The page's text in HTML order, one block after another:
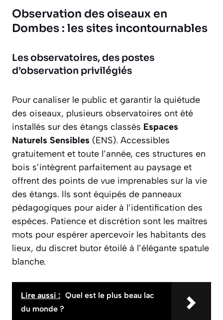
Observation des oiseaux en
Dombes : les sites incontournables
Les observatoires, des postes
d’observation privilégiés
Pour canaliser le public et garantir la quiétude
des oiseaux, plusieurs observatoires ont été
installés sur des étangs classés Espaces
Naturels Sensibles (ENS). Accessibles
gratuitement et toute l’année, ces structures en
bois s’intègrent parfaitement au paysage et
offrent des points de vue imprenables sur la vie
des étangs. Ils sont équipés de panneaux
pédagogiques pour aider à l’identification des
espèces. Patience et discrétion sont les maîtres
mots pour espérer apercevoir les habitants des
lieux, du discret butor étoilé à l’élégante spatule
blanche.
Lire aussi : Quel est le plus beau lac
du monde ?